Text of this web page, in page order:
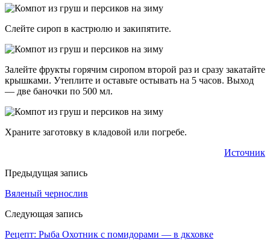
Слейте сироп в кастрюлю и закипятите.
Залейте фрукты горячим сиропом второй раз и сразу закатайте
крышками. Утеплите и оставьте остывать на 5 часов. Выход
— две баночки по 500 мл.
Храните заготовку в кладовой или погребе.
Источник
Предыдущая запись
Вяленый чернослив
Следующая запись
Рецепт: Рыба Охотник с помидорами — в дкховке